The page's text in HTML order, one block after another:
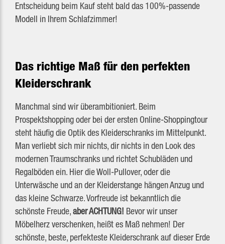
Entscheidung beim Kauf steht bald das 100%-passende
Modell in Ihrem Schlafzimmer!
Das richtige Maß für den perfekten
Kleiderschrank
Manchmal sind wir überambitioniert. Beim
Prospektshopping oder bei der ersten Online-Shoppingtour
steht häufig die Optik des Kleiderschranks im Mittelpunkt.
Man verliebt sich mir nichts, dir nichts in den Look des
modernen Traumschranks und richtet Schubläden und
Regalböden ein. Hier die Woll-Pullover, oder die
Unterwäsche und an der Kleiderstange hängen Anzug und
das kleine Schwarze. Vorfreude ist bekanntlich die
schönste Freude,aber ACHTUNG! Bevor wir unser
Möbelherz verschenken, heißt es Maß nehmen! Der
schönste, beste, perfekteste Kleiderschrank auf dieser Erde